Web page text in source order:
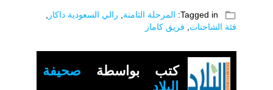
folder_open
Tagged in: المرحلة الثامنة رالي السعودية داكار
فئة الشاحنات
فريق كاماز
كتب بواسطة صحيفة
البلاد